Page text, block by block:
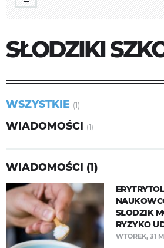
SŁODZIKI
WSZYSTKIE (1)
WIADOMOŚCI (1)
WIADOMOŚCI (1)
SŁODZIK
RYZYKO
WTOREK, 31